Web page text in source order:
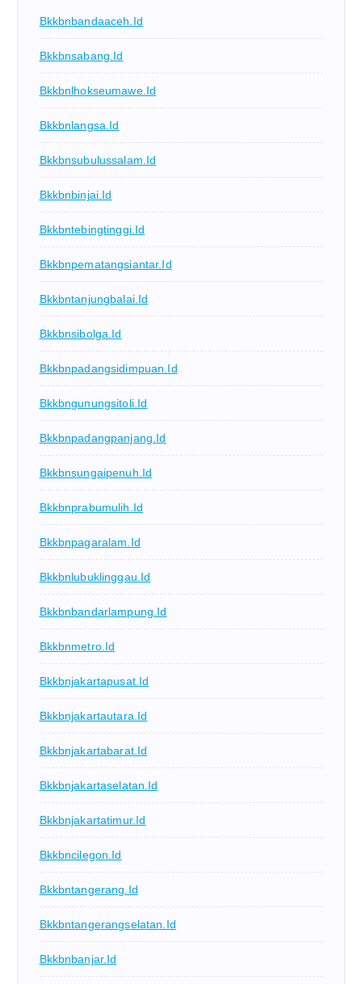
Bkkbnbandaaceh.id
Bkkbnsabang.id
Bkkbnlhokseumawe.id
Bkkbnlangsa.id
Bkkbnsubulussalam.id
Bkkbnbinjai.id
Bkkbntebingtinggi.id
Bkkbnpematangsiantar.id
Bkkbntanjungbalai.id
Bkkbnsibolga.id
Bkkbnpadangsidimpuan.id
Bkkbngunungsitoli.id
Bkkbnpadangpanjang.id
Bkkbnsungaipenuh.id
Bkkbnprabumulih.id
Bkkbnpagaralam.id
Bkkbnlubuklinggau.id
Bkkbnbandarlampung.id
Bkkbnmetro.id
Bkkbnjakartapusat.id
Bkkbnjakartautara.id
Bkkbnjakartabarat.id
Bkkbnjakartaselatan.id
Bkkbnjakartatimur.id
Bkkbncilegon.id
Bkkbntangerang.id
Bkkbntangerangselatan.id
Bkkbnbanjar.id